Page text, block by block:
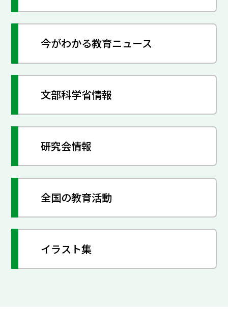
今がわかる教育ニュース
文部科学省情報
研究会情報
全国の教育活動
イラスト集